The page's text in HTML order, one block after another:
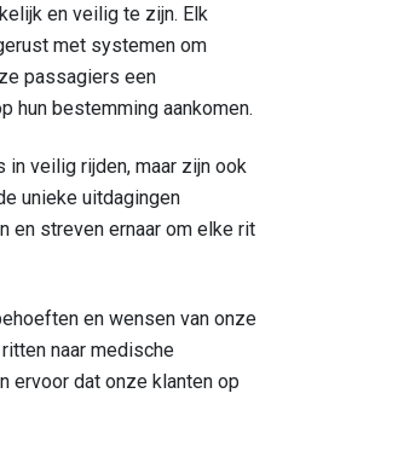
en veilig te zijn. Elk
met systemen om
passagiers een
hun bestemming aankomen.
veilig rijden, maar zijn ook
unieke uitdagingen
en streven ernaar om elke rit
en wensen van onze
naar medische
ervoor dat onze klanten op